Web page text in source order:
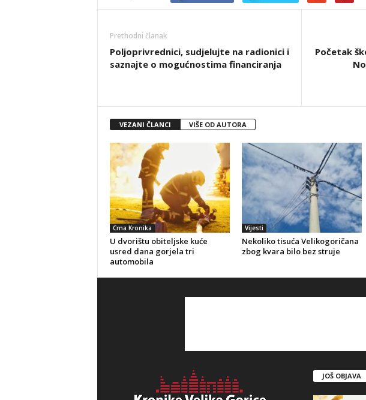
Prethodni članak
Poljoprivrednici, sudjelujte na radionici i
saznajte o mogućnostima financiranja
Početak
VEZANI ČLANCI VIŠE OD AUTORA
Crna Kronika
U dvorištu obiteljske kuće
usred dana gorjela tri
automobila
Vijesti
Nekoliko tisuća Velikogoričana
zbog kvara bilo bez struje
JOŠ OBJAVA